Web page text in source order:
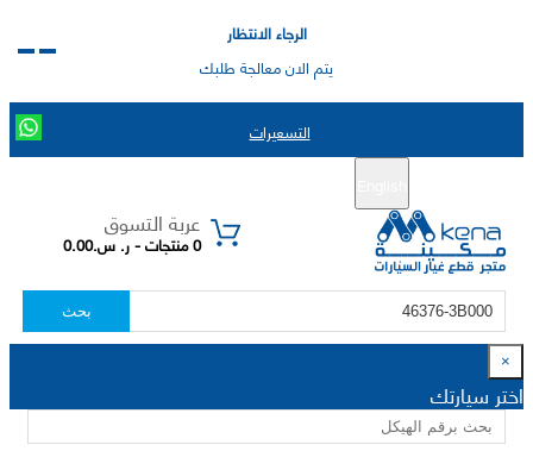
الرجاء الانتظار
يتم الان معالجة طلبك
التسعيرات
عربة التسوق
0 منتجات - ر. س.0.00
بحث
×
اختر سيارتك